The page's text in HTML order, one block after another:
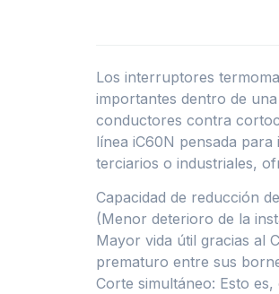
Los interruptores
importantes dentro de
conductores contra
línea iC60N pensada
terciarios o industriales,
Capacidad de reducción
(Menor deterioro de la
Mayor vida útil gracias al
prematuro entre sus
Corte simultáneo: Esto